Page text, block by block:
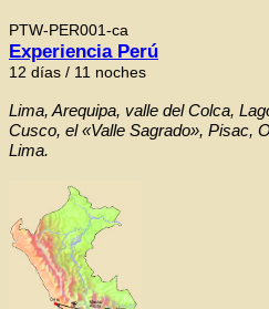
PTW-PER001-ca
Experiencia Perú
12 días / 11 noches
Lima, Arequipa, valle del Colca,
Cusco, el «Valle Sagrado», Pisac,
Lima.